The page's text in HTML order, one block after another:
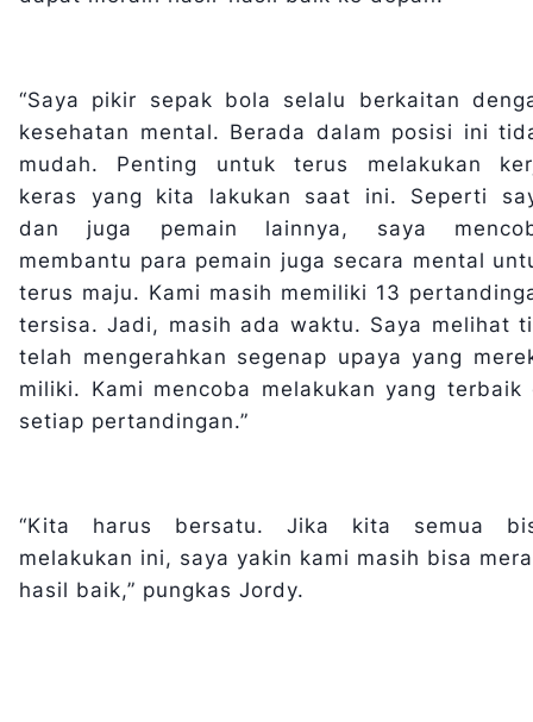
“Saya pikir sepak bola selalu berkaitan
kesehatan mental. Berada dalam posisi ini
mudah. ​​Penting untuk terus melakukan
keras yang kita lakukan saat ini. Seperti
dan juga pemain lainnya, saya
membantu para pemain juga secara mental
terus maju. Kami masih memiliki 13
tersisa. Jadi, masih ada waktu. Saya melihat
telah mengerahkan segenap upaya yang
miliki. Kami mencoba melakukan yang terbaik
setiap pertandingan.”
“Kita harus bersatu. Jika kita semua
melakukan ini, saya yakin kami masih bisa
hasil baik,” pungkas Jordy.